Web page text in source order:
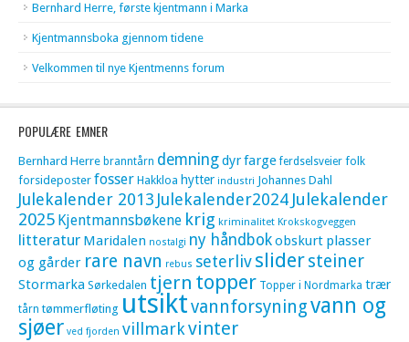
Bernhard Herre, første kjentmann i Marka
Kjentmannsboka gjennom tidene
Velkommen til nye Kjentmenns forum
POPULÆRE EMNER
Bernhard Herre branntårn demningdyrfarge ferdselsveier folk
forsideposter fosser Hakkloa hytter industri Johannes Dahl
Julekalender 2013 Julekalender2024 Julekalender
2025 Kjentmannsbøkene krig kriminalitet Krokskogveggen
litteratur Maridalen nostalgi ny håndbokobskurt plasser
og gårder rare navn rebus seterlivslidersteiner
Stormarka Sørkedalen tjern topper Topper i Nordmarka trær
tårn tømmerfløting utsiktvannforsyningvann og
sjøer ved fjorden villmarkvinter